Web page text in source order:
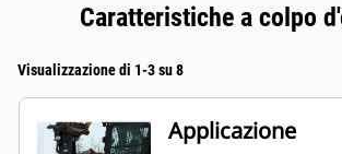
Caratteristiche a colpo
Visualizzazione di 1-3 su 8
Applicazione